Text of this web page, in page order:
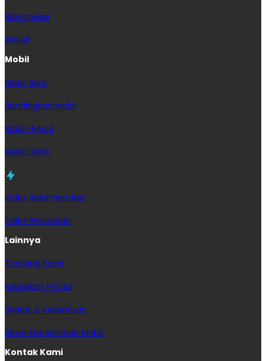
MoInspeksi
Artikel
Mobil
Mobil Baru
Bandingkan Mobil
Mobil Hybrid
Mobil Listrik
Index Rekomendasi
Index Pencarian
Lainnya
Tentang Kami
Kebijakan Privasi
Syarat & Ketentuan
Sewa Kepemilikan Mobil
Kontak Kami